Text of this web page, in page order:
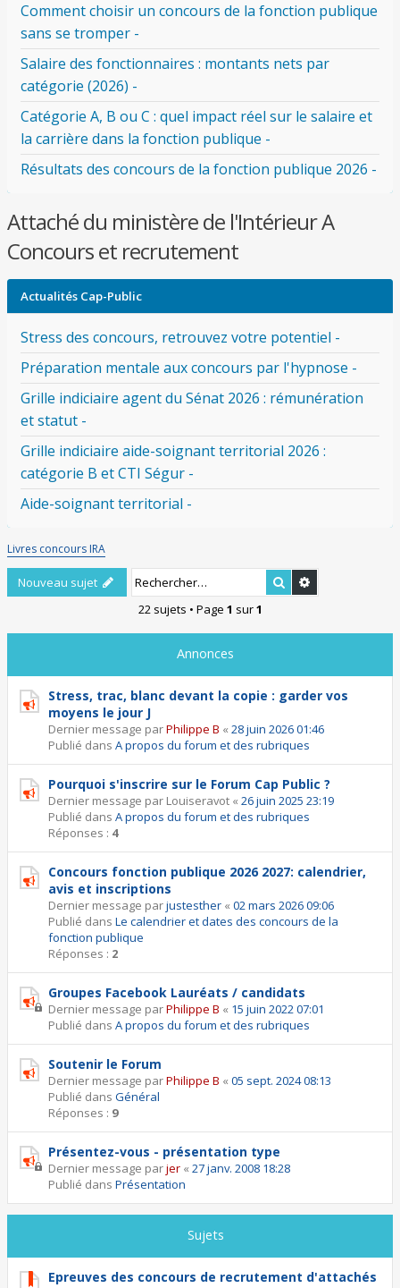
Comment choisir un concours de la fonction publique
sans se tromper -
Salaire des fonctionnaires : montants nets par
catégorie (2026) -
Catégorie A, B ou C : quel impact réel sur le salaire et
la carrière dans la fonction publique -
Résultats des concours de la fonction publique 2026 -
Attaché du ministère de l'Intérieur A
Concours et recrutement
Actualités Cap-Public
Stress des concours, retrouvez votre potentiel -
Préparation mentale aux concours par l'hypnose -
Grille indiciaire agent du Sénat 2026 : rémunération
et statut -
Grille indiciaire aide-soignant territorial 2026 :
catégorie B et CTI Ségur -
Aide-soignant territorial -
Livres concours IRA
Nouveau sujet Rechercher
22 sujets • Page 1 sur1
Annonces
Stress, trac, blanc devant la copie : garder vos
moyens le jour J
Dernier message parPhilippe B « 28 juin 2026 01:46
Publié dans A propos du forum et des rubriques
Pourquoi s'inscrire sur le Forum Cap Public ?
Dernier message par Louiseravot « 26 juin 2025 23:19
Publié dans A propos du forum et des rubriques
Réponses : 4
Concours fonction publique 2026 2027: calendrier,
avis et inscriptions
Dernier message parjustesther « 02 mars 2026 09:06
Publié dans Le calendrier et dates des concours de la
fonction publique
Réponses : 2
Groupes Facebook Lauréats / candidats
Dernier message parPhilippe B « 15 juin 2022 07:01
Publié dans A propos du forum et des rubriques
Soutenir le Forum
Dernier message parPhilippe B « 05 sept. 2024 08:13
Publié dans Général
Réponses : 9
Présentez-vous - présentation type
Dernier message parjer « 27 janv. 2008 18:28
Publié dans Présentation
Sujets
Epreuves des concours de recrutement d'attachés